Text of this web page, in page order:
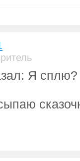
Я сплю?